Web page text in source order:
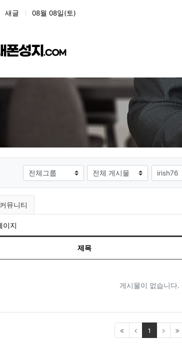
새글 08월 08일(토)
게시판그룹 검색대상 검색어필수
물 그룹 목록
커뮤니티
이지
제목
게시물이 없습니다.
1 (current)